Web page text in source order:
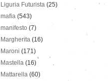
Liguria Futurista (25)
mafia (543)
manifesto (7)
Margherita (16)
Maroni (171)
Mastella (16)
Mattarella (60)